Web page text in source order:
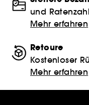
und
Mehr erfahren
Retoure
Kostenloser
Mehr erfahren